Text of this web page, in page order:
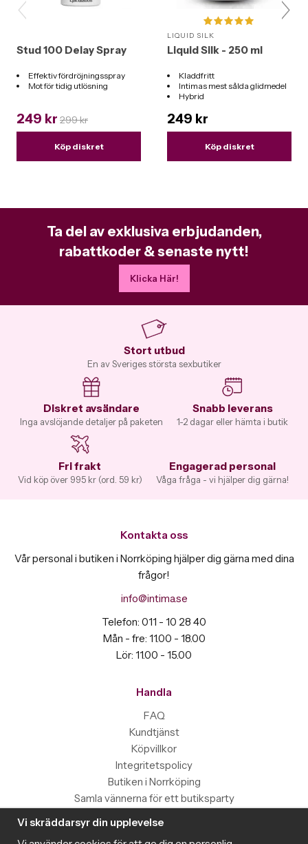
Stud 100 Delay Spray
Effektiv fördröjningsspray
Mot för tidig utlösning
249 kr 299 kr
Köp diskret
LIQUID SILK
Liquid Silk - 250 ml
Kladdfritt
Intimas mest sålda glidmedel
Hybrid
249 kr
Köp diskret
Ta del av exklusiva erbjudanden,
rabattkoder & senaste nytt!
Klicka Här!
Stort utbud
En av Sveriges största sexbutiker
Diskret avsändare
Inga avslöjande detaljer på paketen
Snabb leverans
1-2 dagar eller hämta i butik
Fri frakt
Vid köp över 995 kr (ord. 59 kr)
Engagerad personal
Våga fråga - vi hjälper dig gärna!
Kontakta oss
Vår personal i butiken i Norrköping hjälper dig gärna med dina
frågor!
info@intima.se
Telefon: 011 - 10 28 40
Mån - fre: 11.00 - 18.00
Lör: 11.00 - 15.00
Handla
FAQ
Kundtjänst
Köpvillkor
Integritetspolicy
Butiken i Norrköping
Samla vännerna för ett butiksparty
Information
Vi skräddarsyr din upplevelse